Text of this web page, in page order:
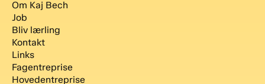
Om Kaj Bech
Job
Bliv lærling
Kontakt
Links
Fagentreprise
Hovedentreprise